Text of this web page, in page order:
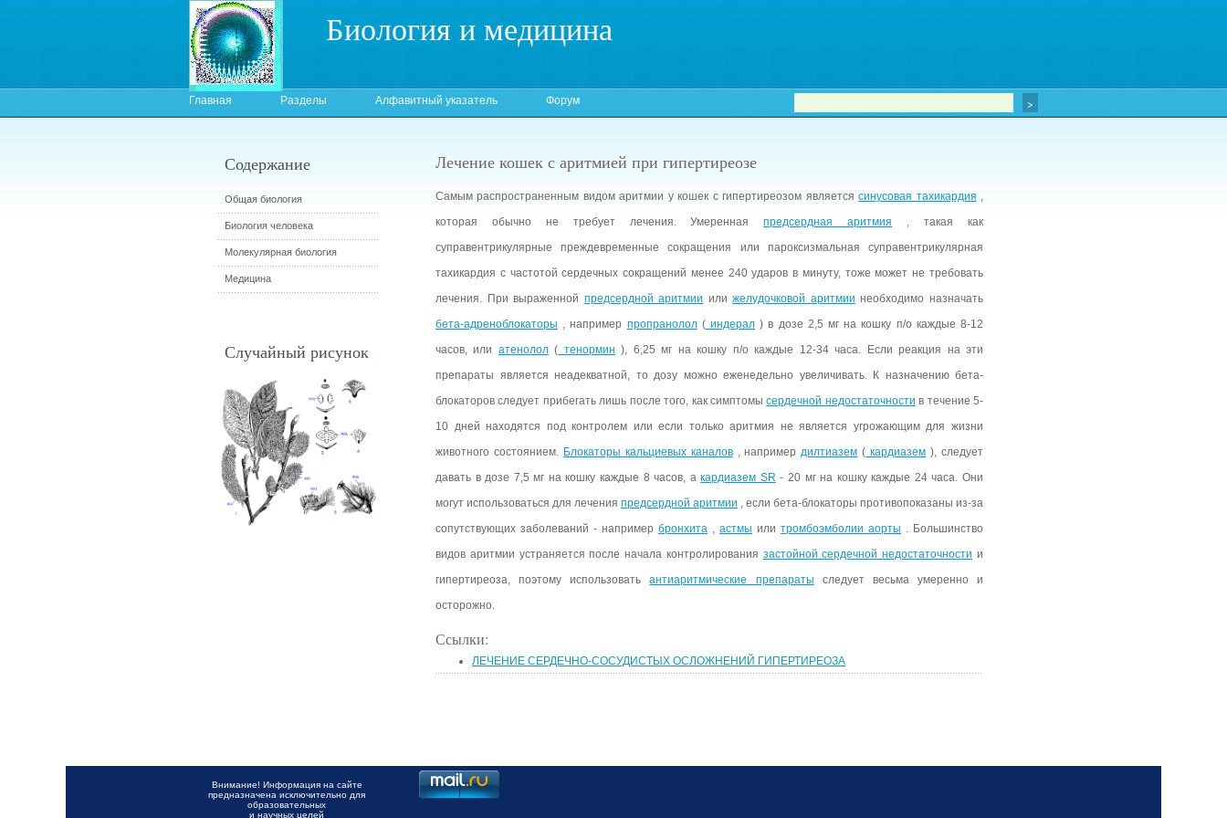
Биология и медицина
Главная Разделы Алфавитный указатель Форум
Лечение кошек с аритмией при гипертиреозе
Самым распространенным видом аритмии у кошек с гипертиреозом являетсясинусовая тахикардия ,
которая обычно не требует лечения. Умереннаяпредсердная аритмия , такая как
суправентрикулярные преждевременные сокращения или пароксизмальная суправентрикулярная
тахикардия с частотой сердечных сокращений менее 240 ударов в минуту, тоже может не требовать
лечения. При выраженной предсердной аритмии илижелудочковой аритмии необходимо назначать
бета-адреноблокаторы , например пропранолол(индерал ) в дозе 2,5 мг на кошку п/о каждые 8-12
часов, или атенолол( тенормин ), 6,25 мг на кошку п/о каждые 12-34 часа. Если реакция на эти
препараты является неадекватной, то дозу можно еженедельно увеличивать. К назначению бета-
блокаторов следует прибегать лишь после того, как симптомысердечной недостаточности в течение 5-
10 дней находятся под контролем или если только аритмия не является угрожающим для жизни
животного состоянием. Блокаторы кальциевых каналов, напримердилтиазем ( кардиазем ), следует
давать в дозе 7,5 мг на кошку каждые 8 часов, акардиазем SR - 20 мг на кошку каждые 24 часа. Они
могут использоваться для лечения предсердной аритмии , если бета-блокаторы противопоказаны из-за
сопутствующих заболеваний - например бронхита , астмы или тромбоэмболии аорты . Большинство
видов аритмии устраняется после начала контролирования застойной сердечной недостаточности и
гипертиреоза, поэтому использоватьантиаритмические препараты следует весьма умеренно и
осторожно.
Ссылки:
ЛЕЧЕНИЕ СЕРДЕЧНО-СОСУДИСТЫХ ОСЛОЖНЕНИЙ ГИПЕРТИРЕОЗА
Содержание
Общая биология
Биология человека
Молекулярная биология
Медицина
Случайный рисунок
Внимание! Информация на сайте
предназначена исключительно для
образовательных
и научных целей